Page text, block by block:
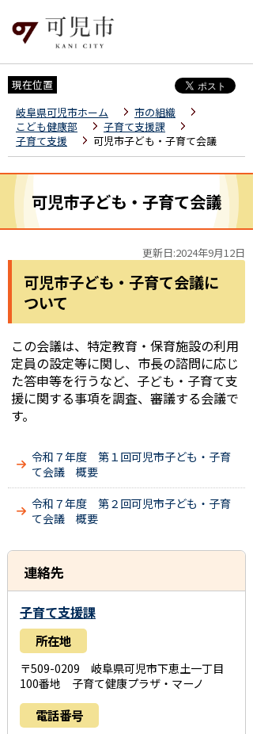
現在位置
岐阜県可児市ホーム
市の組織
こども健康部
子育て支援課
子育て支援
可児市子ども・子育て会議
可児市子ども・子育て会議
更新日:2024年9月12日
可児市子ども・子育て会議に
ついて
この会議は、特定教育・保育施設の利用
定員の設定等に関し、市長の諮問に応じ
た答申等を行うなど、子ども・子育て支
援に関する事項を調査、審議する会議で
す。
令和７年度 第１回可児市子ども・子育
て会議 概要
令和７年度 第２回可児市子ども・子育
て会議 概要
連絡先
子育て支援課
所在地
〒509-0209 岐阜県可児市下恵土一丁目
100番地 子育て健康プラザ・マーノ
電話番号